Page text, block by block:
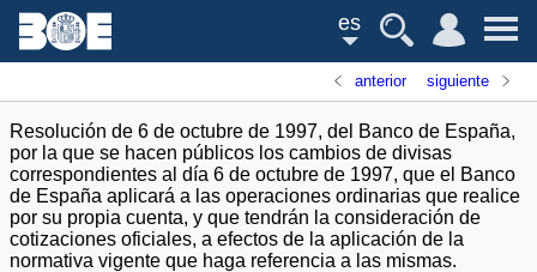
es
anterior siguiente
Resolución de 6 de octubre de 1997, del Banco de España,
por la que se hacen públicos los cambios de divisas
correspondientes al día 6 de octubre de 1997, que el Banco
de España aplicará a las operaciones ordinarias que realice
por su propia cuenta, y que tendrán la consideración de
cotizaciones oficiales, a efectos de la aplicación de la
normativa vigente que haga referencia a las mismas.